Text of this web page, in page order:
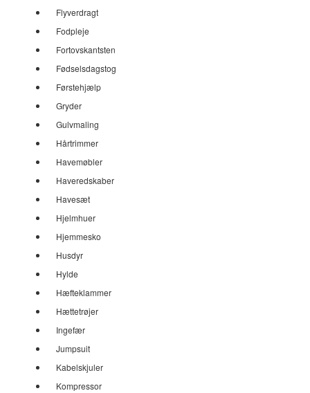
Flyverdragt
Fodpleje
Fortovskantsten
Fødselsdagstog
Førstehjælp
Gryder
Gulvmaling
Hårtrimmer
Havemøbler
Haveredskaber
Havesæt
Hjelmhuer
Hjemmesko
Husdyr
Hylde
Hæfteklammer
Hættetrøjer
Ingefær
Jumpsuit
Kabelskjuler
Kompressor